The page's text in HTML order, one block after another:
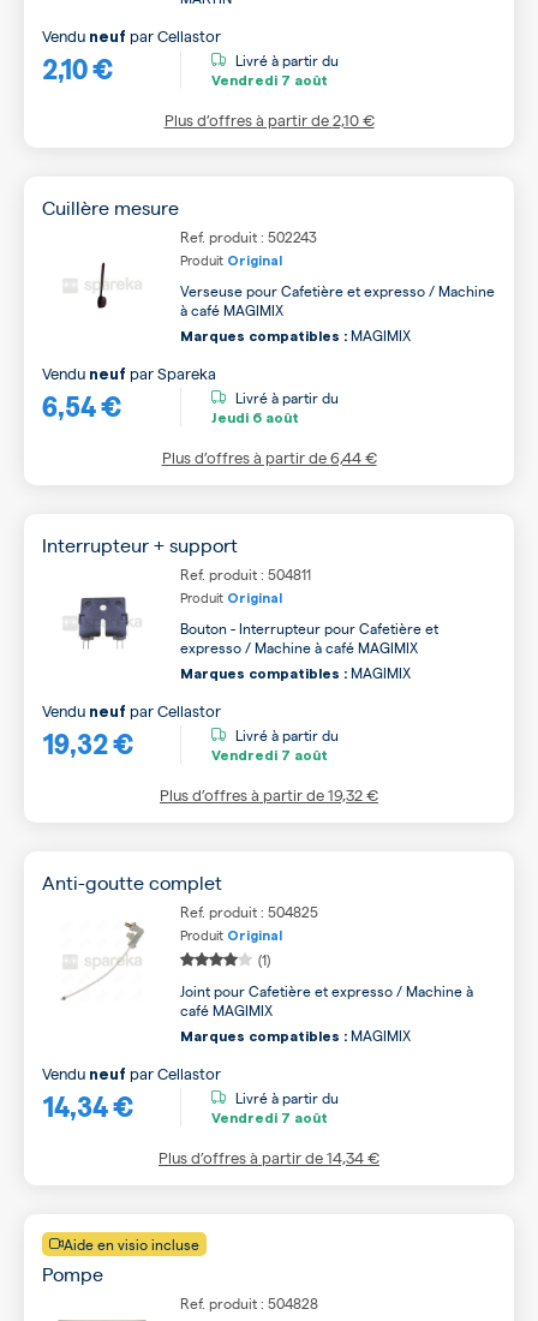
2,10 €
Vendu neuf parCellastor
Livré à partir du
Vendredi 7 août
Plus d’offres à partir de2,10 €
Cuillère mesure
Ref. produit : 502243
Produit Original
Verseuse pour Cafetière et expresso / Machine
à café MAGIMIX
Marques compatibles : MAGIMIX
6,54 €
Vendu neuf parSpareka
Livré à partir du
Jeudi 6 août
Plus d’offres à partir de6,44 €
Interrupteur + support
Ref. produit : 504811
Produit Original
Bouton - Interrupteur pour Cafetière et
expresso / Machine à café MAGIMIX
Marques compatibles : MAGIMIX
19,32 €
Vendu neuf parCellastor
Livré à partir du
Vendredi 7 août
Plus d’offres à partir de19,32 €
Anti-goutte complet
Ref. produit : 504825
Produit Original
(1)
Joint pour Cafetière et expresso / Machine à
café MAGIMIX
Marques compatibles : MAGIMIX
14,34 €
Vendu neuf parCellastor
Livré à partir du
Vendredi 7 août
Plus d’offres à partir de14,34 €
Aide en visio incluse
Pompe
Ref. produit : 504828